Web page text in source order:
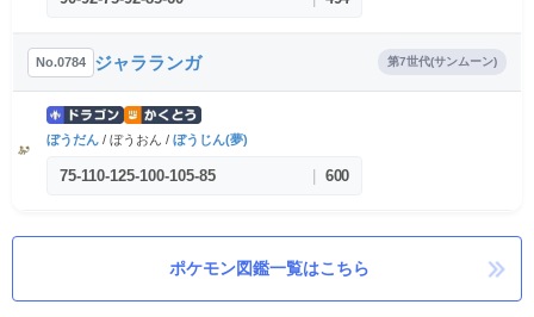
No.0784 ジャラランガ 第7世代(サンムーン)
ぼうだん / ぼうおん / ぼうじん(夢)
75-110-125-100-105-85 600
ポケモン図鑑一覧はこちら